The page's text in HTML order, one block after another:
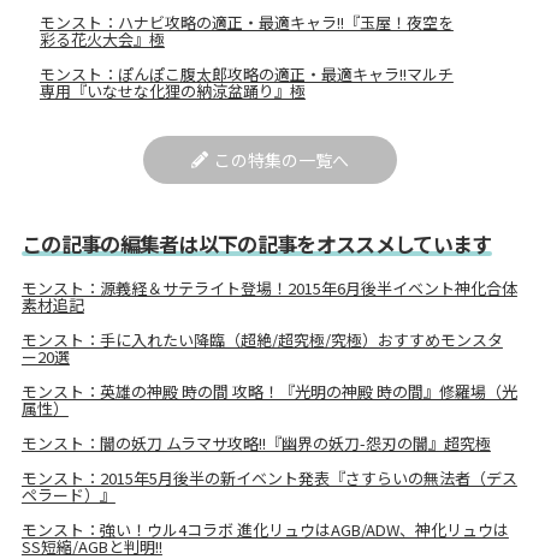
モンスト：ハナビ攻略の適正・最適キャラ!!『玉屋！夜空を
彩る花火大会』極
モンスト：ぽんぽこ腹太郎攻略の適正・最適キャラ!!マルチ
専用『いなせな化狸の納涼盆踊り』極
この特集の一覧へ
この記事の編集者は以下の記事をオススメしています
モンスト：源義経＆サテライト登場！2015年6月後半イベント神化合体
素材追記
モンスト：手に入れたい降臨（超絶/超究極/究極）おすすめモンスタ
ー20選
モンスト：英雄の神殿 時の間 攻略！『光明の神殿 時の間』修羅場（光
属性）
モンスト：闇の妖刀 ムラマサ攻略!!『幽界の妖刀-怨刃の闇』超究極
モンスト：2015年5月後半の新イベント発表『さすらいの無法者（デス
ペラード）』
モンスト：強い！ウル4コラボ 進化リュウはAGB/ADW、神化リュウは
SS短縮/AGBと判明!!